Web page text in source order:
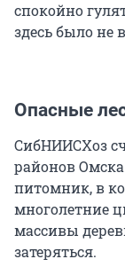
спокойно
здесь было не
Опасные
СибНИИСХоз
районов
питомник, в
многолетние
массивы
затеряться.